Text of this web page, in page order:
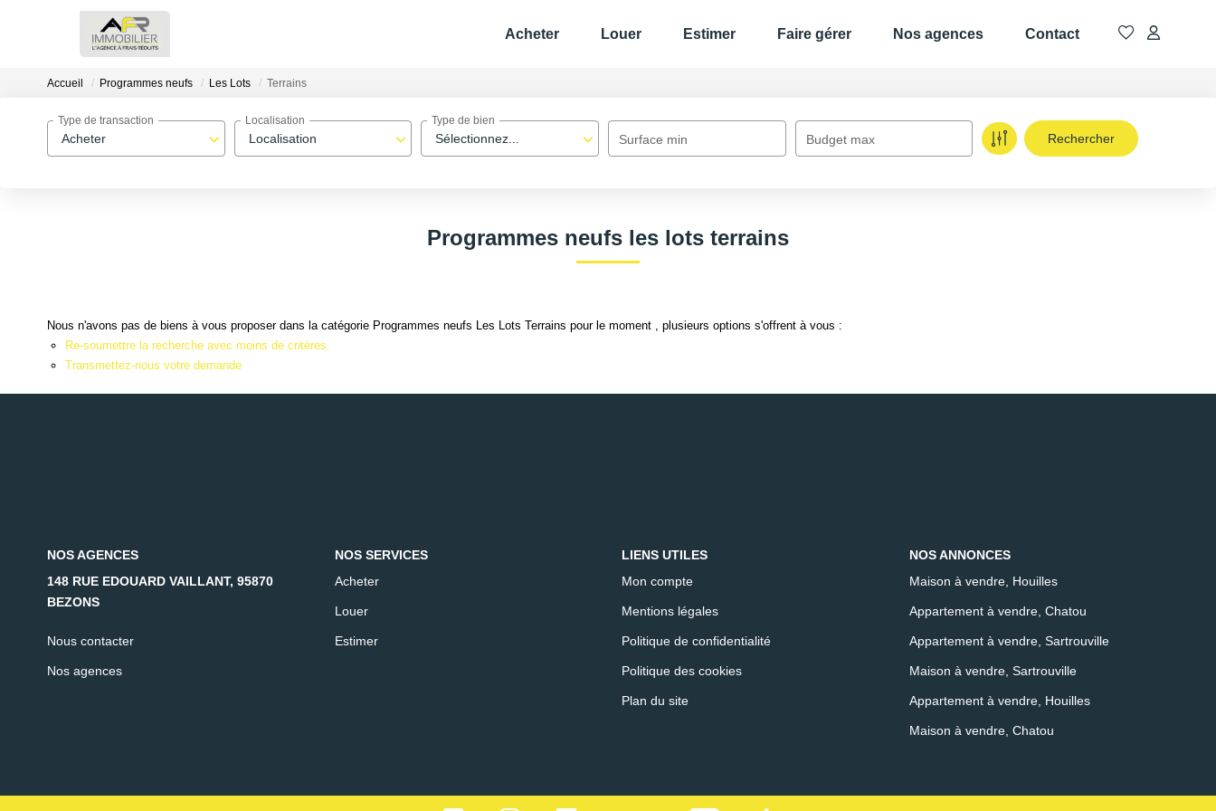
Acheter Louer Estimer Faire gérer Nos agences Contact
Accueil Programmes neufs Les Lots Terrains
Acheter
Type de transaction
Localisation
Localisation
Sélectionnez...
Type de bien
Surface min Budget max
Programmes neufs les lots terrains
Nous n'avons pas de biens à vous proposer dans la catégorie Programmes neufs Les Lots Terrains pour le moment , plusieurs options s'offrent à vous :
Re-soumettre la recherche avec moins de critères.
Transmettez-nous votre demande
NOS AGENCES
148 RUE EDOUARD VAILLANT, 95870
BEZONS
Nous contacter
Nos agences
NOS SERVICES
Acheter
Louer
Estimer
LIENS UTILES
Mon compte
Mentions légales
Politique de confidentialité
Politique des cookies
Plan du site
NOS ANNONCES
Maison à vendre, Houilles
Appartement à vendre, Chatou
Appartement à vendre, Sartrouville
Maison à vendre, Sartrouville
Appartement à vendre, Houilles
Maison à vendre, Chatou